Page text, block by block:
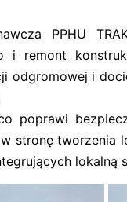
PPHU
i remont
odgromowej i
poprawi
stronę tworzenia
lokalną